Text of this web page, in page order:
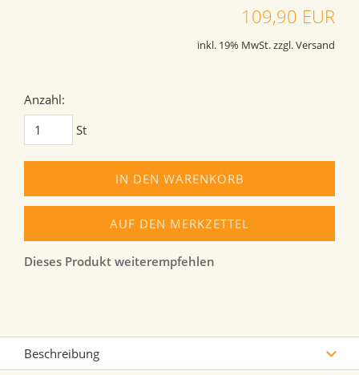
109,90 EUR
inkl. 19% MwSt. zzgl. Versand
Anzahl:
St
IN DEN WARENKORB
AUF DEN MERKZETTEL
Dieses Produkt weiterempfehlen
Beschreibung